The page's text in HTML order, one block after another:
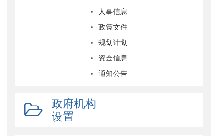
人事信息
政策文件
规划计划
资金信息
通知公告
政府机构
设置